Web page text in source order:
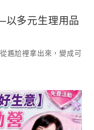
多元生理用品
尷尬裡拿出來，變成可